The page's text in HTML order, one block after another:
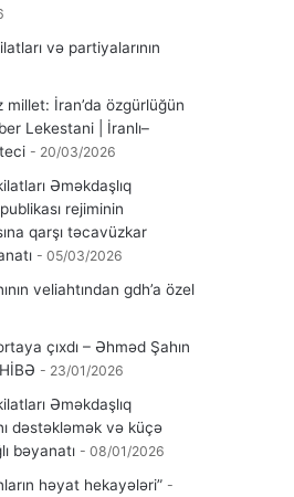
və partiyalarının
İran’da özgürlüğün
Lekestani | İranlı–
20/03/2026
Əməkdaşlıq
rejiminin
qarşı təcavüzkar
05/03/2026
veliahtından gdh’a özel
çıxdı – Əhməd Şahın
23/01/2026
Əməkdaşlıq
dəstəkləmək və küçə
bəyanatı
08/01/2026
həyat hekayələri”